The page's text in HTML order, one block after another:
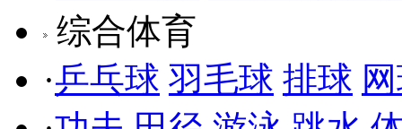
综合体育
·乒乓球 羽毛球 排球